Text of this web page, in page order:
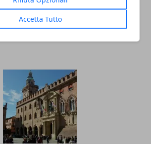
Accetta Tutto
le vigne: a Modena un